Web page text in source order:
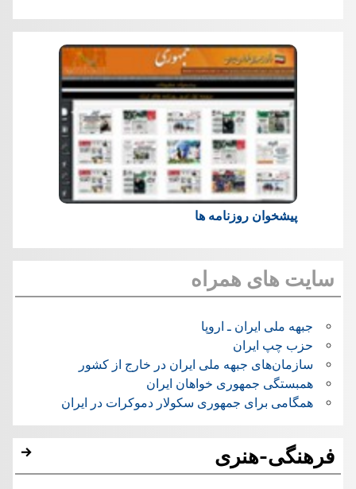
پیشخوان روزنامه ها
سایت های همراه
جبهه ملی ایران ـ اروپا
حزب چپ ایران
سازمان‌های جبهه ملی ایران در خارج از کشور
همبستگی جمهوری خواهان ایران
همگامی برای جمهوری سکولار دموکرات در ایران
فرهنگی-هنری